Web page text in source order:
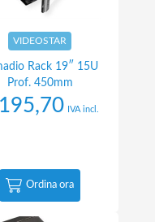
VIDEOSTAR
Rack 19″ 15U
Prof. 450mm
195,70 IVA incl.
Ordina ora